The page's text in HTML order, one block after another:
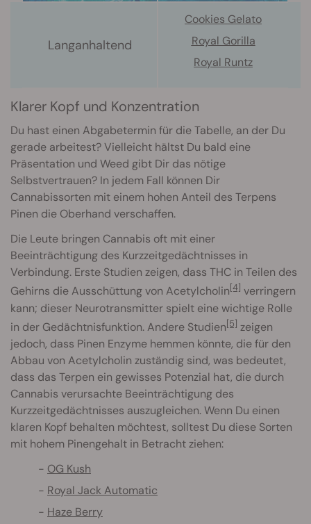
Langanhaltend
Cookies Gelato
Royal Gorilla
Royal Runtz
Klarer Kopf und Konzentration
Du hast einen Abgabetermin für die Tabelle, an der Du
gerade arbeitest? Vielleicht hältst Du bald eine
Präsentation und Weed gibt Dir das nötige
Selbstvertrauen? In jedem Fall können Dir
Cannabissorten mit einem hohen Anteil des Terpens
Pinen die Oberhand verschaffen.
Die Leute bringen Cannabis oft mit einer
Beeinträchtigung des Kurzzeitgedächtnisses in
Verbindung. Erste Studien zeigen, dass THC in Teilen des
Gehirns die Ausschüttung von Acetylcholin[4] verringern
kann; dieser Neurotransmitter spielt eine wichtige Rolle
in der Gedächtnisfunktion. Andere Studien[5] zeigen
jedoch, dass Pinen Enzyme hemmen könnte, die für den
Abbau von Acetylcholin zuständig sind, was bedeutet,
dass das Terpen ein gewisses Potenzial hat, die durch
Cannabis verursachte Beeinträchtigung des
Kurzzeitgedächtnisses auszugleichen. Wenn Du einen
klaren Kopf behalten möchtest, solltest Du diese Sorten
mit hohem Pinengehalt in Betracht ziehen:
OG Kush
Royal Jack Automatic
Haze Berry